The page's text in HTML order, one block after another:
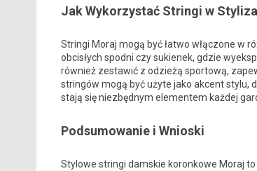
Jak Wykorzystać Stringi w
Stringi Moraj mogą być łatwo włączone w
obcisłych spodni czy sukienek, gdzie
również zestawić z odzieżą sportową,
stringów mogą być użyte jako akcent stylu,
stają się niezbędnym elementem każdej
Podsumowanie i Wnioski
Stylowe stringi damskie koronkowe Moraj